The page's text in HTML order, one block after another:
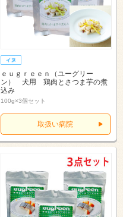
ｅｕｇｒｅｅｎ（ユーグリー
ン） 犬用 鶏肉とさつま芋の煮
込み
100g×3個セット
取扱い病院